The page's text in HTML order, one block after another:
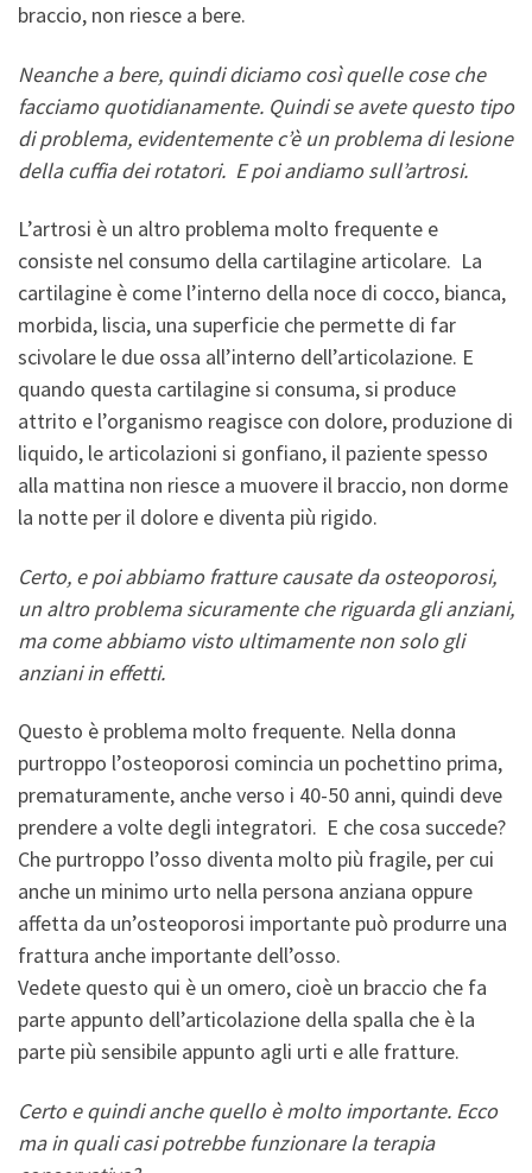
braccio, non riesce a bere.
Neanche a bere, quindi diciamo così quelle cose che
facciamo quotidianamente. Quindi se avete questo tipo
di problema, evidentemente c’è un problema di lesione
della cuffia dei rotatori. E poi andiamo sull’artrosi.
L’artrosi è un altro problema molto frequente e
consiste nel consumo della cartilagine articolare. La
cartilagine è come l’interno della noce di cocco, bianca,
morbida, liscia, una superficie che permette di far
scivolare le due ossa all’interno dell’articolazione. E
quando questa cartilagine si consuma, si produce
attrito e l’organismo reagisce con dolore, produzione di
liquido, le articolazioni si gonfiano, il paziente spesso
alla mattina non riesce a muovere il braccio, non dorme
la notte per il dolore e diventa più rigido.
Certo, e poi abbiamo fratture causate da osteoporosi,
un altro problema sicuramente che riguarda gli anziani,
ma come abbiamo visto ultimamente non solo gli
anziani in effetti.
Questo è problema molto frequente. Nella donna
purtroppo l’osteoporosi comincia un pochettino prima,
prematuramente, anche verso i 40-50 anni, quindi deve
prendere a volte degli integratori. E che cosa succede?
Che purtroppo l’osso diventa molto più fragile, per cui
anche un minimo urto nella persona anziana oppure
affetta da un’osteoporosi importante può produrre una
frattura anche importante dell’osso.
Vedete questo qui è un omero, cioè un braccio che fa
parte appunto dell’articolazione della spalla che è la
parte più sensibile appunto agli urti e alle fratture.
Certo e quindi anche quello è molto importante. Ecco
ma in quali casi potrebbe funzionare la terapia